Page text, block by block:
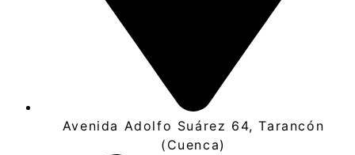
Avenida Adolfo Suárez 64, Tarancón
(Cuenca)